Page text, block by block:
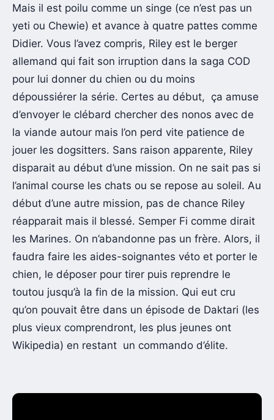
Mais il est poilu comme un singe (ce n’est pas un
yeti ou Chewie) et avance à quatre pattes comme
Didier. Vous l’avez compris, Riley est le berger
allemand qui fait son irruption dans la saga COD
pour lui donner du chien ou du moins
dépoussiérer la série. Certes au début, ça amuse
d’envoyer le clébard chercher des nonos avec de
la viande autour mais l’on perd vite patience de
jouer les dogsitters. Sans raison apparente, Riley
disparait au début d’une mission. On ne sait pas si
l’animal course les chats ou se repose au soleil. Au
début d’une autre mission, pas de chance Riley
réapparait mais il blessé. Semper Fi comme dirait
les Marines. On n’abandonne pas un frère. Alors, il
faudra faire les aides-soignantes véto et porter le
chien, le déposer pour tirer puis reprendre le
toutou jusqu’à la fin de la mission. Qui eut cru
qu’on pouvait être dans un épisode de Daktari (les
plus vieux comprendront, les plus jeunes ont
Wikipedia) en restant un commando d’élite.